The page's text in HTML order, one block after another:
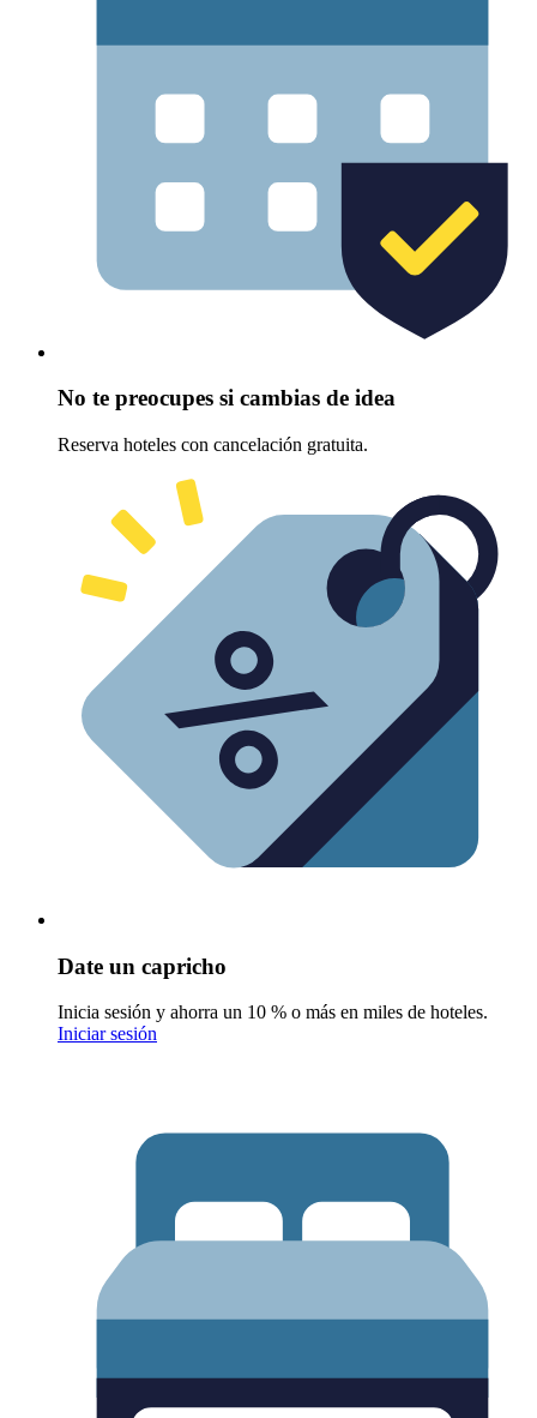
No te preocupes si cambias de idea
Reserva hoteles con cancelación gratuita.
Date un capricho
Inicia sesión y ahorra un 10 % o más en miles de hoteles.
Iniciar sesión